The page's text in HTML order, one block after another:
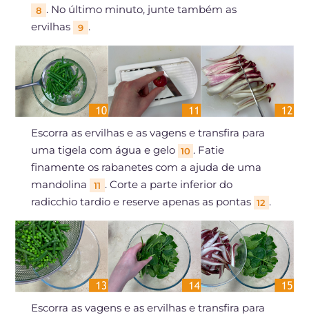
8 . No último minuto, junte também as
ervilhas
9 .
Escorra as ervilhas e as vagens e transfira para
uma tigela com água e gelo 10 . Fatie
finamente os rabanetes com a ajuda de uma
mandolina
11 . Corte a parte inferior do
radicchio tardio e reserve apenas as pontas 12 .
Escorra as vagens e as ervilhas e transfira para